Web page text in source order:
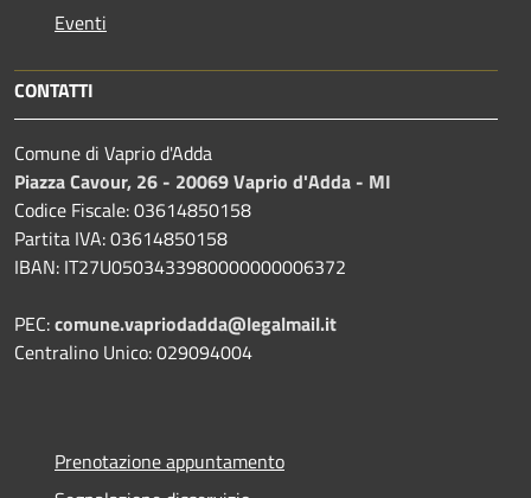
Eventi
CONTATTI
Comune di Vaprio d'Adda
Piazza Cavour, 26 - 20069 Vaprio d'Adda - MI
Codice Fiscale: 03614850158
Partita IVA: 03614850158
IBAN: IT27U0503433980000000006372
PEC:comune.vapriodadda@legalmail.it
Centralino Unico: 029094004
Prenotazione appuntamento